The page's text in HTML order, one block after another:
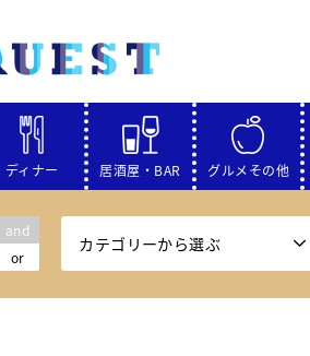
ディナー 居酒屋・BAR グルメその他
and
or
カテゴリーから選ぶ